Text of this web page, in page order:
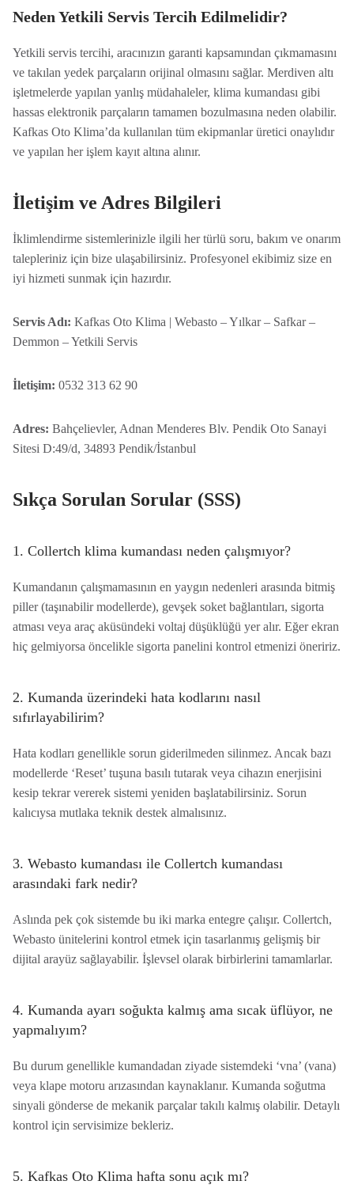
Neden Yetkili Servis Tercih Edilmelidir?
Yetkili servis tercihi, aracınızın garanti kapsamından çıkmamasını
ve takılan yedek parçaların orijinal olmasını sağlar. Merdiven altı
işletmelerde yapılan yanlış müdahaleler, klima kumandası gibi
hassas elektronik parçaların tamamen bozulmasına neden olabilir.
Kafkas Oto Klima’da kullanılan tüm ekipmanlar üretici onaylıdır
ve yapılan her işlem kayıt altına alınır.
İletişim ve Adres Bilgileri
İklimlendirme sistemlerinizle ilgili her türlü soru, bakım ve onarım
talepleriniz için bize ulaşabilirsiniz. Profesyonel ekibimiz size en
iyi hizmeti sunmak için hazırdır.
Servis Adı: Kafkas Oto Klima | Webasto – Yılkar – Safkar –
Demmon – Yetkili Servis
İletişim: 0532 313 62 90
Adres: Bahçelievler, Adnan Menderes Blv. Pendik Oto Sanayi
Sitesi D:49/d, 34893 Pendik/İstanbul
Sıkça Sorulan Sorular (SSS)
1. Collertch klima kumandası neden çalışmıyor?
Kumandanın çalışmamasının en yaygın nedenleri arasında bitmiş
piller (taşınabilir modellerde), gevşek soket bağlantıları, sigorta
atması veya araç aküsündeki voltaj düşüklüğü yer alır. Eğer ekran
hiç gelmiyorsa öncelikle sigorta panelini kontrol etmenizi öneririz.
2. Kumanda üzerindeki hata kodlarını nasıl
sıfırlayabilirim?
Hata kodları genellikle sorun giderilmeden silinmez. Ancak bazı
modellerde ‘Reset’ tuşuna basılı tutarak veya cihazın enerjisini
kesip tekrar vererek sistemi yeniden başlatabilirsiniz. Sorun
kalıcıysa mutlaka teknik destek almalısınız.
3. Webasto kumandası ile Collertch kumandası
arasındaki fark nedir?
Aslında pek çok sistemde bu iki marka entegre çalışır. Collertch,
Webasto ünitelerini kontrol etmek için tasarlanmış gelişmiş bir
dijital arayüz sağlayabilir. İşlevsel olarak birbirlerini tamamlarlar.
4. Kumanda ayarı soğukta kalmış ama sıcak üflüyor, ne
yapmalıyım?
Bu durum genellikle kumandadan ziyade sistemdeki ‘vna’ (vana)
veya klape motoru arızasından kaynaklanır. Kumanda soğutma
sinyali gönderse de mekanik parçalar takılı kalmış olabilir. Detaylı
kontrol için servisimize bekleriz.
5. Kafkas Oto Klima hafta sonu açık mı?